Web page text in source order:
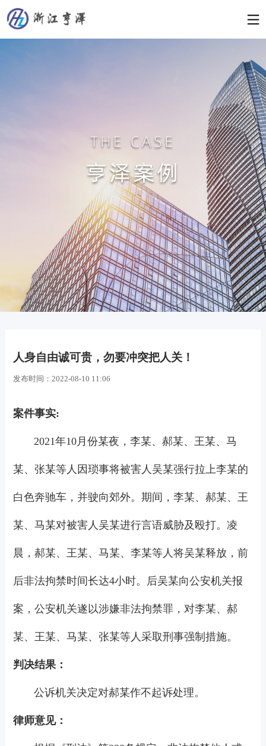
人身自由诚可贵，勿要冲突把人关！
发布时间：2022-08-10 11:06
案件事实:
2021年10月份某夜，李某、郝某、王某、马
某、张某等人因琐事将被害人吴某强行拉上李某的
白色奔驰车，并驶向郊外。期间，李某、郝某、王
某、马某对被害人吴某进行言语威胁及殴打。凌
晨，郝某、王某、马某、李某等人将吴某释放，前
后非法拘禁时间长达4小时。后吴某向公安机关报
案，公安机关遂以涉嫌非法拘禁罪，对李某、郝
某、王某、马某、张某等人采取刑事强制措施。
判决结果：
公诉机关决定对郝某作不起诉处理。
律师意见：